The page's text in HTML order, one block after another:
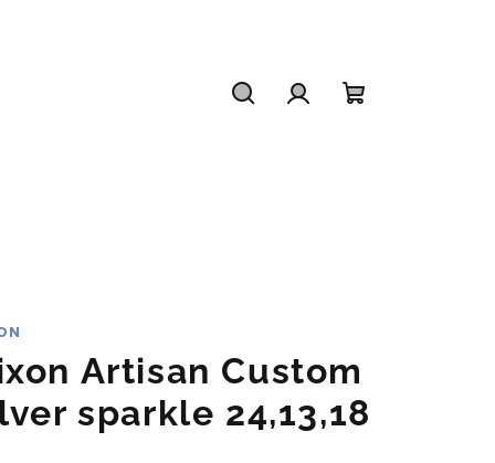
Artisan Custom
sparkle 24,13,18